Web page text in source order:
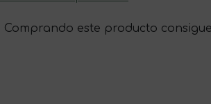
Comprando este producto